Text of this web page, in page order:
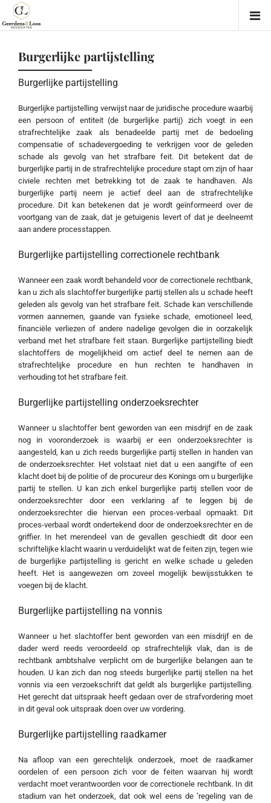
Burgerlijke partijstelling
Burgerlijke partijstelling
Burgerlijke partijstelling verwijst naar de juridische procedure waarbij
een persoon of entiteit (de burgerlijke partij) zich voegt in een
strafrechtelijke zaak als benadeelde partij met de bedoeling
compensatie of schadevergoeding te verkrijgen voor de geleden
schade als gevolg van het strafbare feit. Dit betekent dat de
burgerlijke partij in de strafrechtelijke procedure stapt om zijn of haar
civiele rechten met betrekking tot de zaak te handhaven. Als
burgerlijke partij neem je actief deel aan de strafrechtelijke
procedure. Dit kan betekenen dat je wordt geïnformeerd over de
voortgang van de zaak, dat je getuigenis levert of dat je deelneemt
aan andere processtappen.
Burgerlijke partijstelling correctionele rechtbank
Wanneer een zaak wordt behandeld voor de correctionele rechtbank,
kan u zich als slachtoffer burgerlijke partij stellen als u schade heeft
geleden als gevolg van het strafbare feit. Schade kan verschillende
vormen aannemen, gaande van fysieke schade, emotioneel leed,
financiële verliezen of andere nadelige gevolgen die in oorzakelijk
verband met het strafbare feit staan. Burgerlijke partijstelling biedt
slachtoffers de mogelijkheid om actief deel te nemen aan de
strafrechtelijke procedure en hun rechten te handhaven in
verhouding tot het strafbare feit.
Burgerlijke partijstelling onderzoeksrechter
Wanneer u slachtoffer bent geworden van een misdrijf en de zaak
nog in vooronderzoek is waarbij er een onderzoeksrechter is
aangesteld, kan u zich reeds burgerlijke partij stellen in handen van
de onderzoeksrechter. Het volstaat niet dat u een aangifte of een
klacht doet bij de politie of de procureur des Konings om u burgerlijke
partij te stellen. U kan zich enkel burgerlijke partij stellen voor de
onderzoeksrechter door een verklaring af te leggen bij de
onderzoeksrechter die hiervan een proces-verbaal opmaakt. Dit
proces-verbaal wordt ondertekend door de onderzoeksrechter en de
griffier. In het merendeel van de gevallen geschiedt dit door een
schriftelijke klacht waarin u verduidelijkt wat de feiten zijn, tegen wie
de burgerlijke partijstelling is gericht en welke schade u geleden
heeft. Het is aangewezen om zoveel mogelijk bewijsstukken te
voegen bij de klacht.
Burgerlijke partijstelling na vonnis
Wanneer u het slachtoffer bent geworden van een misdrijf en de
dader werd reeds veroordeeld op strafrechtelijk vlak, dan is de
rechtbank ambtshalve verplicht om de burgerlijke belangen aan te
houden. U kan zich dan nog steeds burgerlijke partij stellen na het
vonnis via een verzoekschrift dat geldt als burgerlijke partijstelling.
Het gerecht dat uitspraak heeft gedaan over de strafvordering moet
in dit geval ook uitspraak doen over uw vordering.
Burgerlijke partijstelling raadkamer
Na afloop van een gerechtelijk onderzoek, moet de raadkamer
oordelen of een persoon zich voor de feiten waarvan hij wordt
verdacht moet verantwoorden voor de correctionele rechtbank. In dit
stadium van het onderzoek, dat ook wel eens de ‘regeling van de